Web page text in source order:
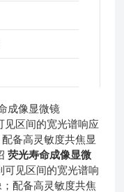
成像显微镜
见区间的宽光谱响应
备高灵敏度共焦显
荧光寿命成像显微
可见区间的宽光谱响
配备高灵敏度共焦